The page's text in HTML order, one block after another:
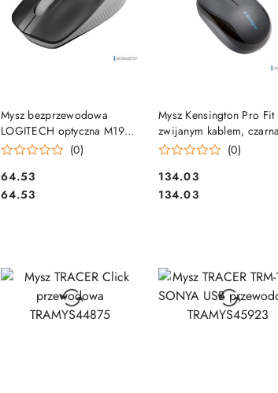
Mysz bezprzewodowa
LOGITECH optyczna M190
szara 910-005906
(0)
Cena:
64.53
Cena:
64.53
DO KOSZYKA
Mysz Kensington Pro Fit
zwijanym kablem, czarna
K72339EU SALE
(0)
Cena:
134.03
Cena:
134.03
DO KOSZYKA